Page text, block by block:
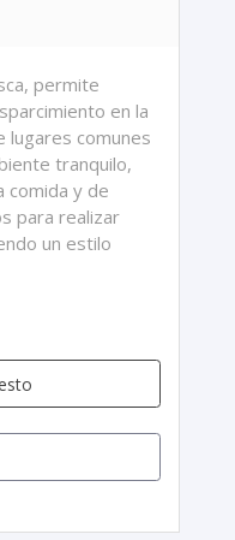
permite
en la
lugares comunes
tranquilo,
comida y de
para realizar
un estilo